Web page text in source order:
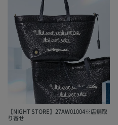
【NIGHT STORE】27AW01004※店舗取
り寄せ